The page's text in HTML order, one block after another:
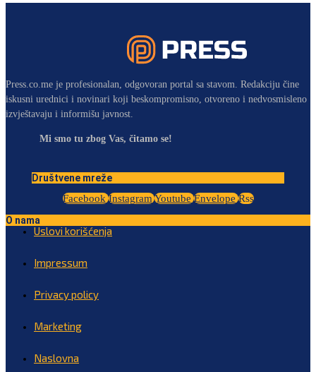
Press.co.me je profesionalan, odgovoran portal sa stavom. Redakciju čine
iskusni urednici i novinari koji beskompromisno, otvoreno i nedvosmisleno
izvještavaju i informišu javnost.
Mi smo tu zbog Vas, čitamo se!
Društvene mreže
Facebook Instagram Youtube Envelope Rss
O nama
Uslovi korišćenja
Impressum
Privacy policy
Marketing
Naslovna